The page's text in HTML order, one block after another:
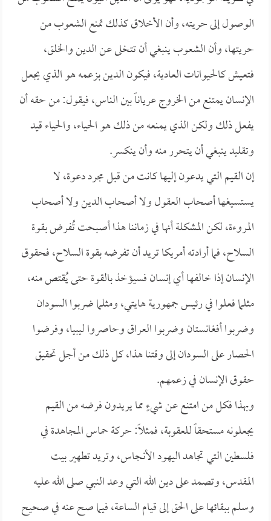
الوصول إلى حريته، وأن الأخلاق كذلك تمنع الشعوب من
حريتها، وأن الشعوب ينبغي أن تتخلى عن الدين والخلق،
فتعيش كالحيوانات العادية، فيكون الدين بزعمه هو الذي يجعل
الإنسان يمتنع من الخروج عرياناً بين الناس، فيقول: من حقه أن
يفعل ذلك ولكن الذي يمنعه من ذلك هو الحياء، والحياء قيد
وتقليد ينبغي أن يتحرر منه وأن ينكسر.
إن القيم التي يدعون إليها كانت من قبل مجرد دعوة، لا
يستسيغها أصحاب العقول ولا أصحاب الدين ولا أصحاب
المروءة، لكن المشكلة أنها في زماننا هذا أصبحت تُفرض بقوة
السلاح، فما أرادته أمريكا تريد أن تفرضه بقوة السلاح، فحقوق
الإنسان إذا خالفها أي إنسان فسيؤخذ بالقوة حتى يُقتص منه،
مثلما فعلوا في رئيس جمهورية هايتي، ومثلما ضربوا السودان
وضربوا أفغانستان وضربوا العراق وحاصروا ليبيا، وفرضوا
الحصار على السودان إلى وقتنا هذا، كل ذلك من أجل تحقيق
حقوق الإنسان في زعمهم.
وبهذا فكل من امتنع عن شيءٍ مما يريدون فرضه من القيم
يجعلونه مستحقاً للعقوبة، فمثلاً: حركة حماس المجاهدة في
فلسطين التي تجاهد اليهود الأنجاس، وتريد تطهير بيت
المقدس، وتصمد على دين الله التي وعد النبي صلى الله عليه
وسلم ببقائها على الحق إلى قيام الساعة، فيما صح عنه في صحيح